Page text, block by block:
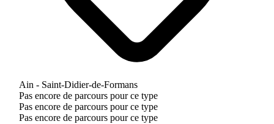
Ain - Saint-Didier-de-Formans
Pas encore de parcours pour ce type
Pas encore de parcours pour ce type
Pas encore de parcours pour ce type